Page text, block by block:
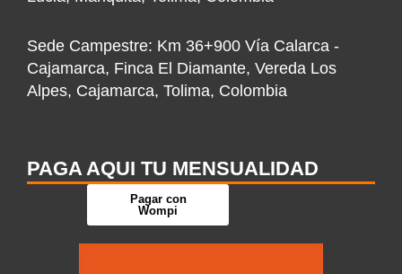
Sede Campestre: Km 36+900 Vía Calarca -
Cajamarca, Finca El Diamante, Vereda Los
Alpes, Cajamarca, Tolima, Colombia
PAGA AQUI TU MENSUALIDAD
Pagar con
Wompi